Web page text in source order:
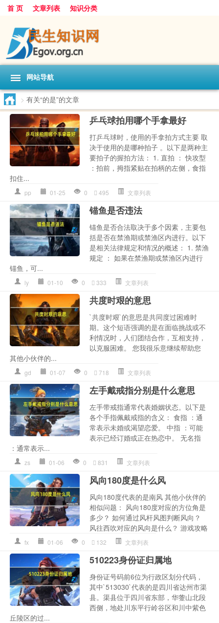
首 页 文章列表 知识分类
网站导航
> 有关“的是”的文章
乒乓球拍用哪个手拿最好
打乒乓球时，使用的手拿拍方式主要 取
决于使用的是哪种拍子 。以下是两种主
要拍子的握拍方法： 1. 直拍 ： 快攻型
：拍前，拇指紧贴在拍柄的左侧，食指
扣住...
pp 01-25 0 495 文章列表
锚鱼是否违法
锚鱼是否合法取决于多个因素，主要包
括是否在禁渔期或禁渔区内进行。以下
是相关法律规定和情况的概述： 1. 禁渔
规定 ： 如果在禁渔期或禁渔区内进行
锚鱼，可...
ly 01-10 0 333 文章列表
共度时艰的意思
`共度时艰`的意思是共同度过困难时
期。这个短语强调的是在面临挑战或不
利情况时，人们团结合作，互相支持，
以克服困难。 您我很乐意继续帮助您
其他小伙伴的...
gd 01-07 0 718 文章列表
左手戴戒指分别是什么意思
左手带戒指通常代表婚姻状态。以下是
各个手指佩戴戒指的含义： 食指 ：通
常表示未婚或渴望恋爱。 中指 ：可能
表示已经订婚或正在热恋中。 无名指
：通常表示...
zs 01-06 0 831 文章列表
风向180度是什么风
风向180度代表的是南风 其他小伙伴的
相似问题： 风向180度对应的方位角是
多少？ 如何通过风杆风图判断风向？
风往西吹对应的风向是什么？ 游戏攻略
fx 01-06 0 132 文章列表
510223身份证归属地
身份证号码前6位为行政区划分代码，
其中`513030`代表的是四川省达州市渠
县。渠县位于四川省东部，华蓥山北段
西侧，地处川东平行岭谷区和川中紫色
丘陵区的过...